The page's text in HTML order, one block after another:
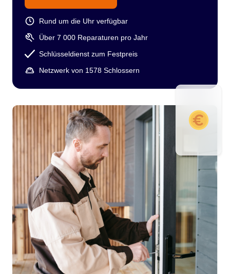
Rund um die Uhr verfügbar
Über 7 000 Reparaturen pro Jahr
Schlüsseldienst zum Festpreis
Netzwerk von 1578 Schlossern